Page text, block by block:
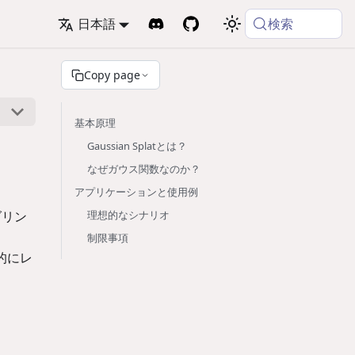
日本語 検索
ン
にレ
Copy page
基本原理
Gaussian Splatとは？
なぜガウス関数なのか？
アプリケーションと使用例
理想的なシナリオ
制限事項